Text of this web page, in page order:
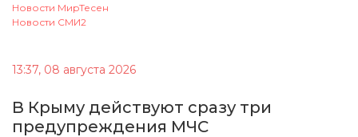
Новости МирТесен
Новости СМИ2
13:37, 08 августа 2026
В Крыму действуют сразу три
предупреждения МЧС